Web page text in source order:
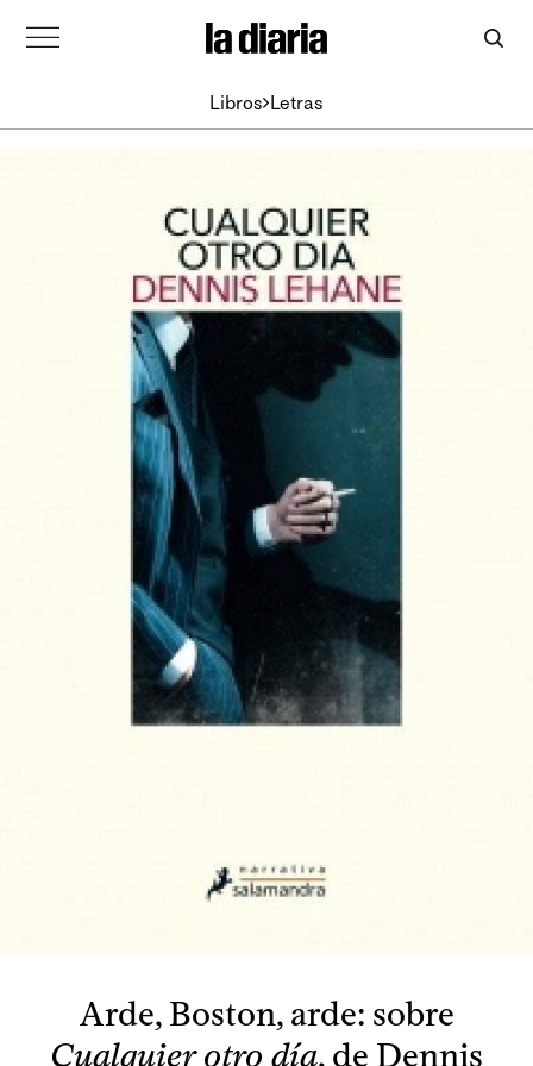
Libros Letras
Arde, Boston, arde: sobre
Cualquier otro día, de Dennis